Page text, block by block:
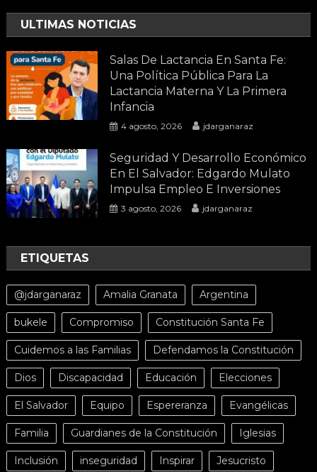
ULTIMAS NOTICIAS
Salas De Lactancia En Santa Fe:
Una Política Pública Para La
Lactancia Materna Y La Primera
Infancia
4 agosto, 2026 jdarganaraz
Seguridad Y Desarrollo Económico
En El Salvador: Edgardo Mulato
Impulsa Empleo E Inversiones
3 agosto, 2026 jdarganaraz
ETIQUETAS
@jdarganaraz Amalia Granata Argentina
bukele Compromiso Constitución Santa Fe
Cuidemos a las Familias Defendamos la Constitución
Dios Discapacidad Educación Elecciones
El Salvador Equipo Espereranza Evangélicas
Familia Guardianes de la Constitución Iglesias
Inclusión inseguridad Inspirar Jesucristo